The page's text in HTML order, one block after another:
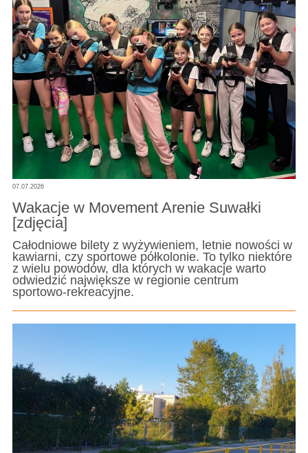
07.07.2026
Wakacje w Movement Arenie Suwałki
[zdjęcia]
Całodniowe bilety z wyżywieniem, letnie nowości w
kawiarni, czy sportowe półkolonie. To tylko niektóre
z wielu powodów, dla których w wakacje warto
odwiedzić największe w regionie centrum
sportowo-rekreacyjne.